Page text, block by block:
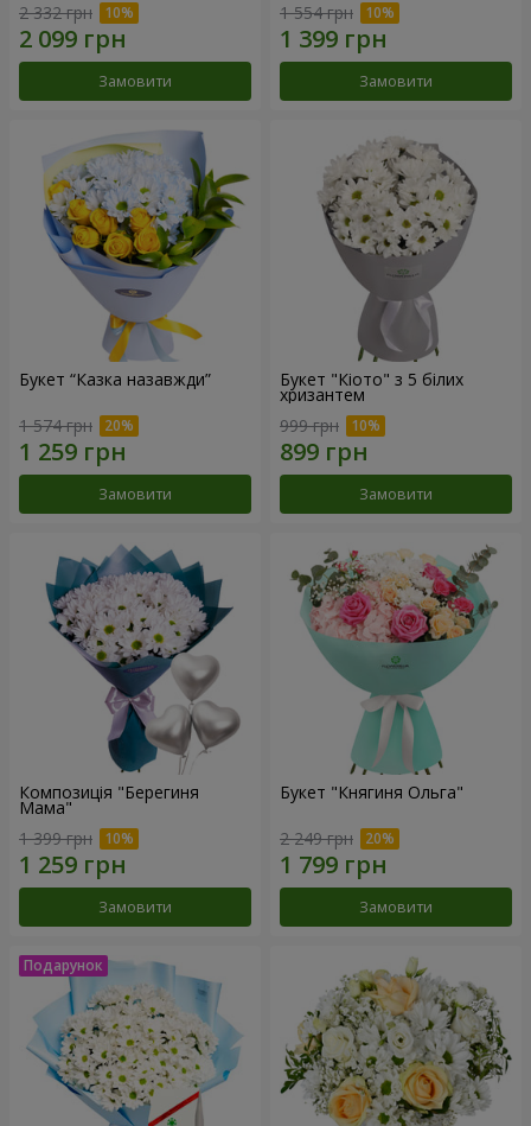
2 332 грн
Замовити
1 554 грн
Замовити
Букет “Казка назавжди”
1 574 грн
Замовити
Букет "Кіото" з 5 білих
хризантем
999 грн
Замовити
Композиція "Берегиня
Мама"
1 399 грн
Замовити
Букет "Княгиня Ольга"
2 249 грн
Замовити